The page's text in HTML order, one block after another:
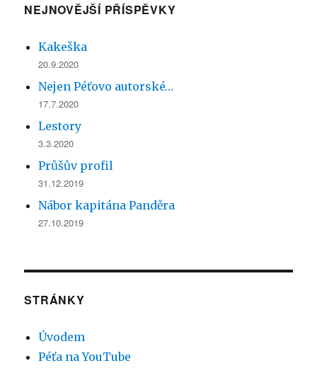
NEJNOVĚJŠÍ PŘÍSPĚVKY
Kakeška
20.9.2020
Nejen Péťovo autorské…
17.7.2020
Lestory
3.3.2020
Průšův profil
31.12.2019
Nábor kapitána Panděra
27.10.2019
STRÁNKY
Úvodem
Péťa na YouTube